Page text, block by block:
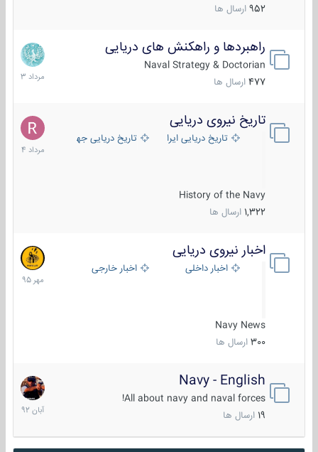
952 ارسال ها
راهبردها و راهکنش های دریایی
Naval Strategy & Doctorian
477 ارسال ها
2
مرداد
1403
تاریخ نیروی دریایی
تاریخ دریایی ایران تاریخ دریایی جهان
History of the Navy
1,322 ارسال ها
16
مرداد
1404
اخبار نیروی دریایی
اخبار داخلی اخبار خارجی
Navy News
300 ارسال ها
27
مهر
1395
Navy - English
All about navy and naval forces!
ارسال ها
22
آبان
1392